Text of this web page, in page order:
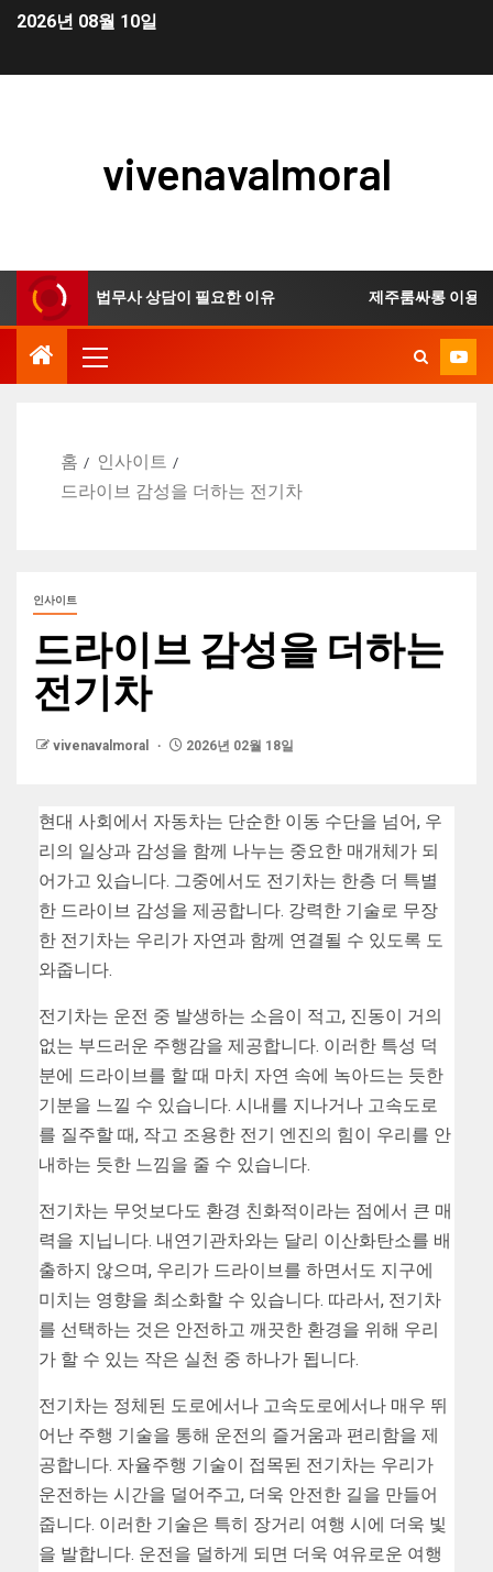
2026년 08월 10일
vivenavalmoral
생 신청 시 법무사 상담이 필요한 이유 제주룸싸롱 이용 전
홈
인사이트
드라이브 감성을 더하는 전기차
인사이트
드라이브 감성을 더하는
전기차
vivenavalmoral 2026년 02월 18일
현대 사회에서 자동차는 단순한 이동 수단을 넘어, 우
리의 일상과 감성을 함께 나누는 중요한 매개체가 되
어가고 있습니다. 그중에서도 전기차는 한층 더 특별
한 드라이브 감성을 제공합니다. 강력한 기술로 무장
한 전기차는 우리가 자연과 함께 연결될 수 있도록 도
와줍니다.
전기차는 운전 중 발생하는 소음이 적고, 진동이 거의
없는 부드러운 주행감을 제공합니다. 이러한 특성 덕
분에 드라이브를 할 때 마치 자연 속에 녹아드는 듯한
기분을 느낄 수 있습니다. 시내를 지나거나 고속도로
를 질주할 때, 작고 조용한 전기 엔진의 힘이 우리를 안
내하는 듯한 느낌을 줄 수 있습니다.
전기차는 무엇보다도 환경 친화적이라는 점에서 큰 매
력을 지닙니다. 내연기관차와는 달리 이산화탄소를 배
출하지 않으며, 우리가 드라이브를 하면서도 지구에
미치는 영향을 최소화할 수 있습니다. 따라서, 전기차
를 선택하는 것은 안전하고 깨끗한 환경을 위해 우리
가 할 수 있는 작은 실천 중 하나가 됩니다.
전기차는 정체된 도로에서나 고속도로에서나 매우 뛰
어난 주행 기술을 통해 운전의 즐거움과 편리함을 제
공합니다. 자율주행 기술이 접목된 전기차는 우리가
운전하는 시간을 덜어주고, 더욱 안전한 길을 만들어
줍니다. 이러한 기술은 특히 장거리 여행 시에 더욱 빛
을 발합니다. 운전을 덜하게 되면 더욱 여유로운 여행